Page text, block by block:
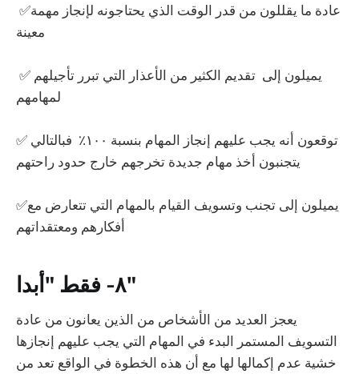
✅عادة ما يقللون من قدر الوقت الذي يحتاجونه لإنجاز مهمة
معينة
✅ يميلون إلى تقديم الكثير من الأعذار التي تبرر تأجيلهم
لمهامهم
✅ توقعون أنه يجب عليهم إنجاز المهام بنسبة ١٠٠٪ فبالتالي
يتجنبون أخذ مهام جديدة تخرجهم خارج حدود راحتهم
✅يميلون إلى تجنب وتسويف القيام بالمهام التي تتعارض مع
أفكارهم ومعتقداتهم
٨- فقط "أبدا"
يعجز العديد من الأشخاص من الذين يعانون من عادة
التسويف المستمر البدء في المهام التي يجب عليهم إنجازها
خشية عدم إكمالها لها مع أن هذه الخطوة في الواقع تعد من